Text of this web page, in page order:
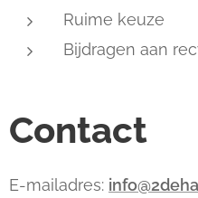
Ruime keuze
Bijdragen aan
Contact
E-mailadres: